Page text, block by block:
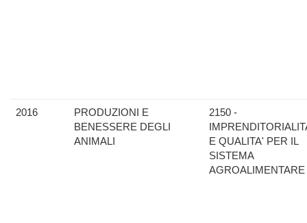
2016
PRODUZIONI E
BENESSERE DEGLI
ANIMALI
2150 -
E QUALITA' PER IL
SISTEMA
AGROALIMENTARE